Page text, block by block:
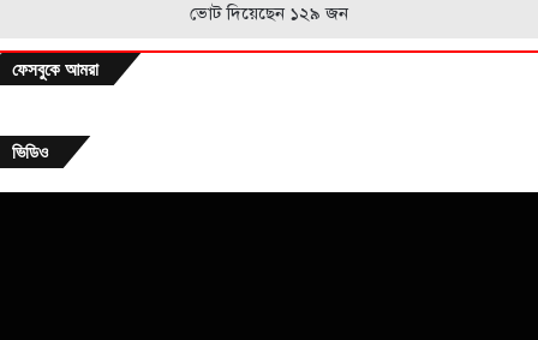
ভোট দিয়েছেন ১২৯ জন
ফেসবুকে আমরা
ভিডিও